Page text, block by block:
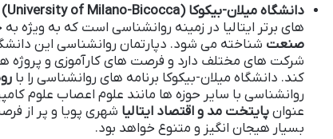
دانشگاه میلان-بیکوکا(University of Milano-Bicocca)
های برتر ایتالیا در زمینه روانشناسی است که به ویژه
صنعت شناخته می شود. دپارتمان روانشناسی این
شرکت های مختلف دارد و فرصت های کارآموزی و پروژه
کند. دانشگاه میلان-بیکوکا برنامه های روانشناسی را با
روانشناسی با سایر حوزه ها مانند علوم اعصاب علوم
عنوانپایتخت مد و اقتصاد ایتالیا شهری پویا و پر از
بسیار هیجان انگیز و متنوع خواهد بود.